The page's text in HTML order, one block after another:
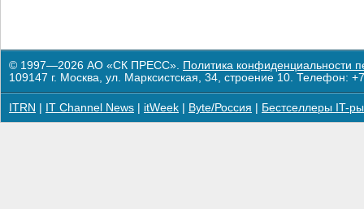
© 1997—2026 АО «СК ПРЕСС». Политика конфиденциальности
109147 г. Москва, ул. Марксистская, 34, строение 10. Телефон:
ITRN IT Channel News itWeek Byte/Россия Бестселлеры IT-